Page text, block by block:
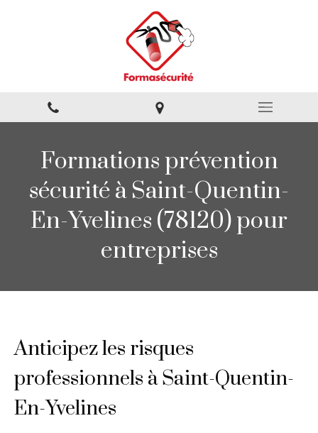
Formations prévention
sécurité à Saint-Quentin-
En-Yvelines (78120) pour
entreprises
Anticipez les risques
professionnels à Saint-Quentin-
En-Yvelines